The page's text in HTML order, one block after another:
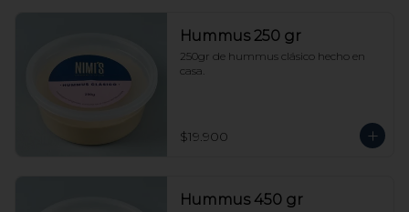
Hummus 250 gr
250gr de hummus clásico hecho en
casa.
$19.900
Hummus 450 gr